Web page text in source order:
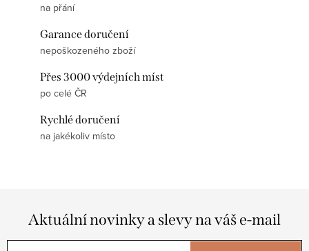
na přání
Garance doručení
nepoškozeného zboží
Přes 3000 výdejních míst
po celé ČR
Rychlé doručení
na jakékoliv místo
Aktuální novinky a slevy na váš e-mail